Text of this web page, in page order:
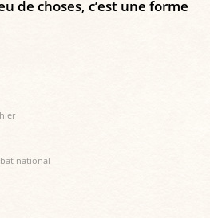
de choses, c’est une forme
national